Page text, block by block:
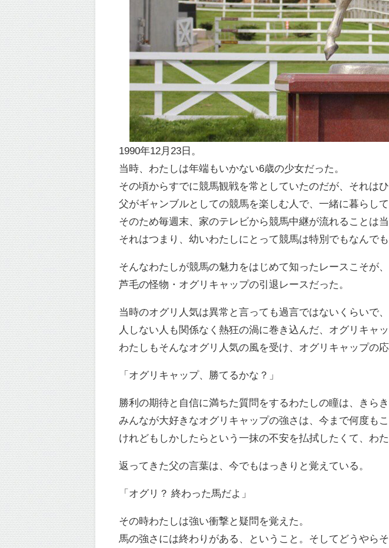
1990年12月23日。
当時、わたしは年端もいかない6歳の少女だった。
その頃からすでに競馬観戦を常としていたのだが、それは
父がギャンブルとしての競馬を楽しむ人で、一緒に暮らし
そのため毎週末、家のテレビから競馬中継が流れることは
それはつまり、幼いわたしにとって競馬は特別でもなんで
そんなわたしが競馬の魅力をはじめて知ったレースこそが、
芦毛の怪物・オグリキャップの引退レースだった。
当時のオグリ人気は異常と言っても過言ではないくらいで
人しない人も関係なく熱狂の渦に巻き込んだ、オグリキャ
わたしもそんなオグリ人気の風を受け、オグリキャップの
「オグリキャップ、勝てるかな？」
勝利の期待と自信に満ちた質問をするわたしの瞳は、きら
みんなが大好きなオグリキャップの強さは、今まで何度もこ
けれどもしかしたらという一抹の不安を払拭したくて、わ
返ってきた父の言葉は、今でもはっきりと覚えている。
「オグリ？ 終わった馬だよ」
その時わたしは強い衝撃と疑問を覚えた。
馬の強さには終わりがある、ということ。そしてどうやら